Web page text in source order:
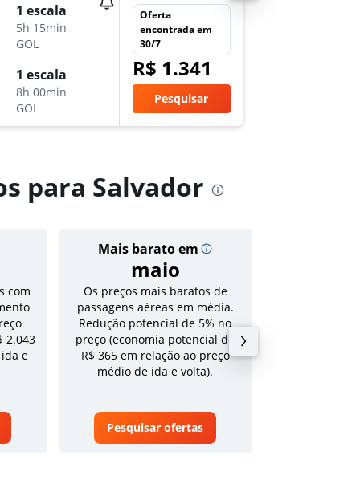
1 escala
5h 15min
GOL
1 escala
8h 00min
GOL
Oferta
encontrada em
30/7
R$ 1.341
Pesquisar
para Salvador
Mais barato em
maio
com
2.043
e
Os preços mais baratos de
passagens aéreas em média.
Redução potencial de 5% no
preço (economia potencial de
R$ 365 em relação ao preço
médio de ida e volta).
Pesquisar ofertas